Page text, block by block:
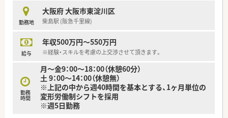
配置されており、常時2名体制を敷いているため一人になる心配
はありません。
■2020年10月に開局したマンション1階の店舗のため、局内は
ます。
■お勤めされている方の平均年齢は40代中盤と非常に落ち着い
【想定されるキャリアイメージ】
■中途入社の方への教育体制が整っており、現場での丁寧なOJT
研修のほかeラーニングによる認定薬剤師資格の取得を全額支援
します。
勤務地
大阪府 大阪市東淀川区
柴島駅 (阪急千里線)
給与
年収500万円～550万円
※経験・スキルを考慮の上交渉させて頂きます。
勤務
時間
月～金9：00～18：00（休憩60分）
土 9：00～14：00（休憩無）
※上記の中から週40時間を基本とする、1ヶ月単位の
変形労働制シフトを採用
※週5日勤務